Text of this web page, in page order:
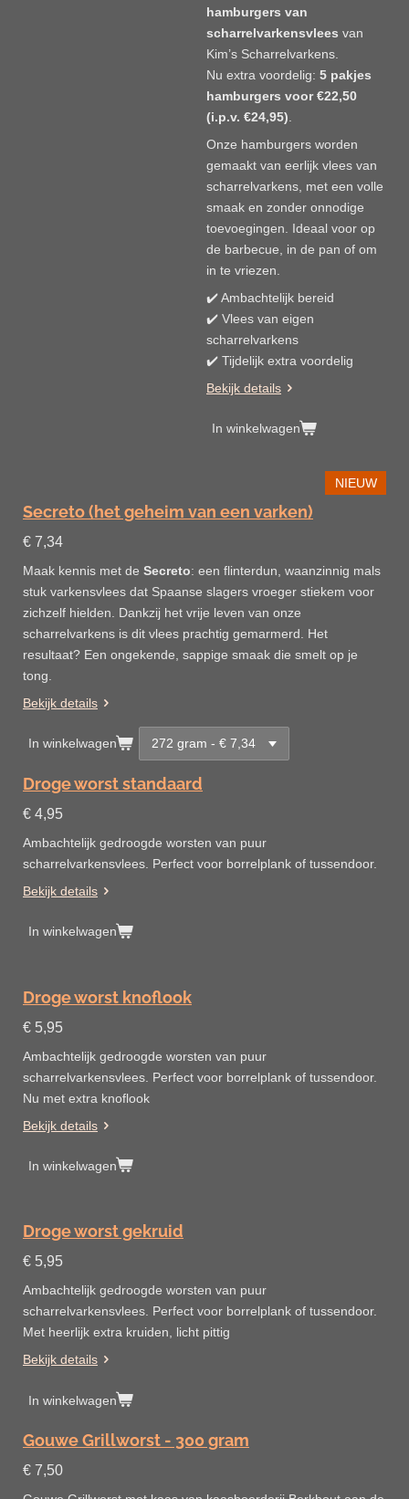
hamburgers van
scharrelvarkensvlees van
Kim’s Scharrelvarkens.
Nu extra voordelig: 5 pakjes
hamburgers voor €22,50
(i.p.v. €24,95)
Onze hamburgers worden
gemaakt van eerlijk vlees van
scharrelvarkens, met een volle
smaak en zonder onnodige
toevoegingen. Ideaal voor op
de barbecue, in de pan of om
in te vriezen.
✔️ Ambachtelijk bereid
✔️ Vlees van eigen
scharrelvarkens
✔️ Tijdelijk extra voordelig
Bekijk details
In winkelwagen
NIEUW
Secreto (het geheim van een varken)
€ 7,34
Maak kennis met de Secreto: een flinterdun, waanzinnig mals
stuk varkensvlees dat Spaanse slagers vroeger stiekem voor
zichzelf hielden. Dankzij het vrije leven van onze
scharrelvarkens is dit vlees prachtig gemarmerd. Het
resultaat? Een ongekende, sappige smaak die smelt op je
tong.
Bekijk details
In winkelwagen
Droge worst standaard
€ 4,95
Ambachtelijk gedroogde worsten van puur
scharrelvarkensvlees. Perfect voor borrelplank of tussendoor.
Bekijk details
In winkelwagen
Droge worst knoflook
€ 5,95
Ambachtelijk gedroogde worsten van puur
scharrelvarkensvlees. Perfect voor borrelplank of tussendoor.
Nu met extra knoflook
Bekijk details
In winkelwagen
Droge worst gekruid
€ 5,95
Ambachtelijk gedroogde worsten van puur
scharrelvarkensvlees. Perfect voor borrelplank of tussendoor.
Met heerlijk extra kruiden, licht pittig
Bekijk details
In winkelwagen
Gouwe Grillworst - 300 gram
€ 7,50